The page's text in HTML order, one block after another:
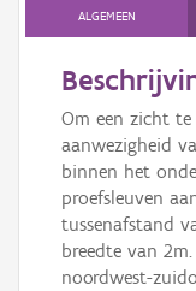
Downloads
Hergebruik
Aanmelden
ALGEMEEN
Om een zicht
aanwezigheid
binnen het
proefsleuven
tussenafstand
breedte van
noordwest-